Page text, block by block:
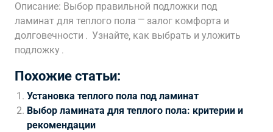
Описание: Выбор правильной подложки под
ламинат для теплого пола ⎻ залог комфорта и
долговечности․ Узнайте‚ как выбрать и уложить
подложку․
Похожие статьи:
Установка теплого пола под ламинат
Выбор ламината для теплого пола: критерии и
рекомендации